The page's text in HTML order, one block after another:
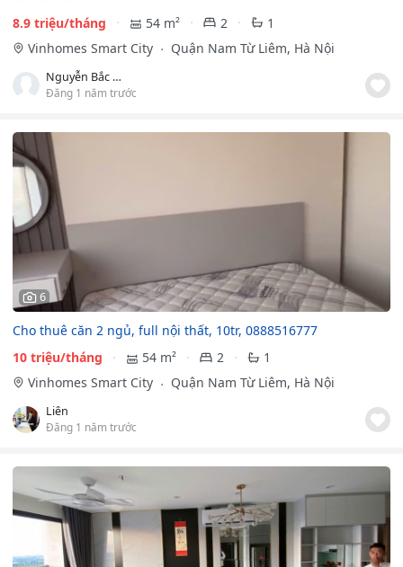
8.9 triệu/tháng
54 m² 2
1
Vinhomes Smart City
Quận Nam Từ Liêm, Hà Nội
Nguyễn Bắc Quang
Đăng 1 năm trước
6
Cho thuê căn 2 ngủ, full nội thất, 10tr, 0888516777
10 triệu/tháng
54 m² 2
1
Vinhomes Smart City
Quận Nam Từ Liêm, Hà Nội
Liên
Đăng 1 năm trước